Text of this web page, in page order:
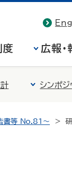
度 広報・
シンポジ
書等 No.81～